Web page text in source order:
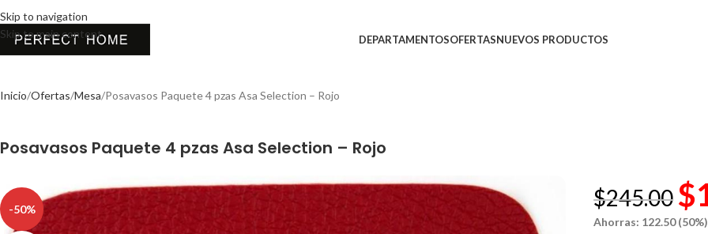
Skip to navigation
Skip to main content
DEPARTAMENTOSOFERTASNUEVOS PRODUCTOS
Inicio Ofertas Mesa Posavasos Paquete 4 pzas Asa Selection – Rojo
Posavasos Paquete 4 pzas Asa Selection – Rojo
-50% $245.00 $
Ahorras: 122.50 (50%)